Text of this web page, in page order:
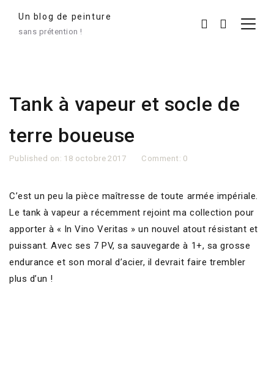
Un blog de peinture
sans prétention !
Tank à vapeur et socle de
terre boueuse
Published on: 18 octobre 2017 Comment: 0
C’est un peu la pièce maîtresse de toute armée impériale.
Le tank à vapeur a récemment rejoint ma collection pour
apporter à « In Vino Veritas » un nouvel atout résistant et
puissant. Avec ses 7 PV, sa sauvegarde à 1+, sa grosse
endurance et son moral d’acier, il devrait faire trembler
plus d’un !